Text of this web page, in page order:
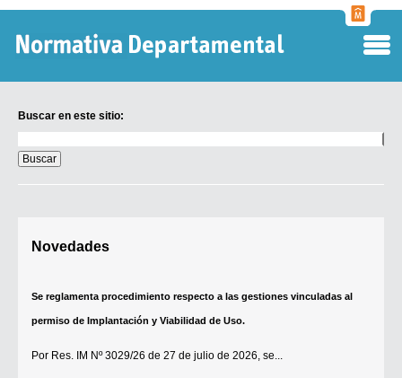
Buscar en este sitio:
en
este
sitio:
Novedades
Se reglamenta procedimiento respecto a las gestiones vinculadas al
permiso de Implantación y Viabilidad de Uso.
Por Res. IM Nº 3029/26 de 27 de julio de 2026, se...